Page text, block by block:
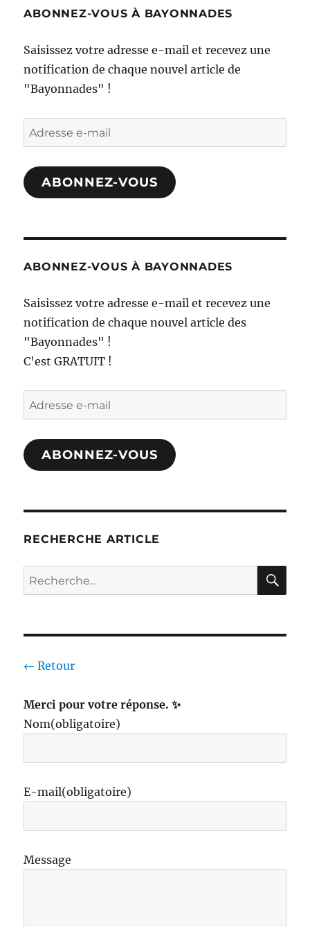
ABONNEZ-VOUS À BAYONNADES
Saisissez votre adresse e-mail et recevez une
notification de chaque nouvel article de
"Bayonnades" !
Adresse
e-
mail
ABONNEZ-VOUS
ABONNEZ-VOUS À BAYONNADES
Saisissez votre adresse e-mail et recevez une
notification de chaque nouvel article des
"Bayonnades" !
C'est GRATUIT !
Adresse
e-
mail
ABONNEZ-VOUS
RECHERCHE ARTICLE
Recherche
pour :
← Retour
Merci pour votre réponse. ✨
Nom(obligatoire)
E-mail(obligatoire)
Message